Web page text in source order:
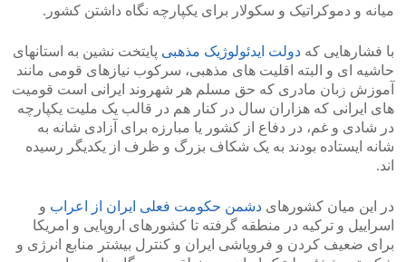
میانه و دموکراتیک و سکولار برای یکپارچه نگاه داشتن کشور.
با فشارهایی که دولت ایدئولوژیک مذهبی پایتخت نشین به استانهای
حاشیه ای و البته اقلیت های مذهبی، سرکوب نیازهای قومی مانند
آموزش زبان مادری که حق مسلم هر شهروند ایرانی است قومیت
های ایرانی که هزاران سال در کنار هم در قالب یک ملیت یکپارچه
در شادی و غم، در دفاع از کشور یا مبارزه برای آزادی شانه به
شانه ایستاده بودند به یک شکاف بزرگ و ظرف از یکدیگر رسیده
اند.
در این میان کشورهای دشمن حکومت فعلی ایران از اعراب و
اسراییل و ترکیه در منطقه گرفته تا کشورهای اروپایی و امریکا
برای ضعیف کردن و فروپاشی ایران و کنترل بیشتر منابع انرژی و